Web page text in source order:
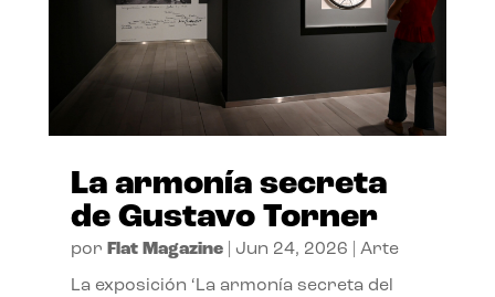
La armonía secreta
de Gustavo Torner
por Flat Magazine| Jun 24, 2026 Arte
La exposición ‘La armonía secreta del